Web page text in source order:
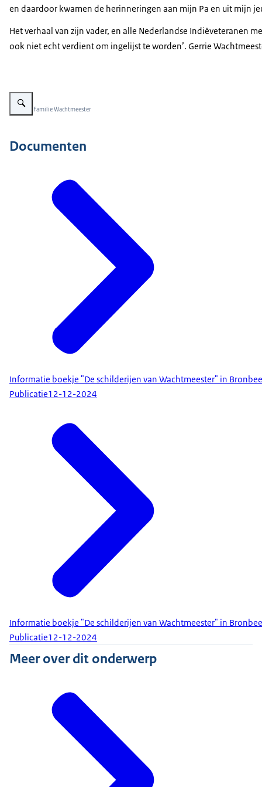
en daardoor kwamen de herinneringen aan mijn Pa en uit mijn
Het verhaal van zijn vader, en alle Nederlandse Indiëveteranen
ook niet echt verdient om ingelijst te worden’. Gerrie
Vergroot afbeelding Voorkant van het informatie boekje de schilderijen
Beeld: © Familie Wachtmeester
Documenten
Informatie boekje "De schilderijen van Wachtmeester" in
Publicatie12-12-2024
Informatie boekje "De schilderijen van Wachtmeester" in
Publicatie12-12-2024
Meer over dit onderwerp